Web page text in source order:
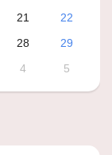
21
22
28
29
4 5